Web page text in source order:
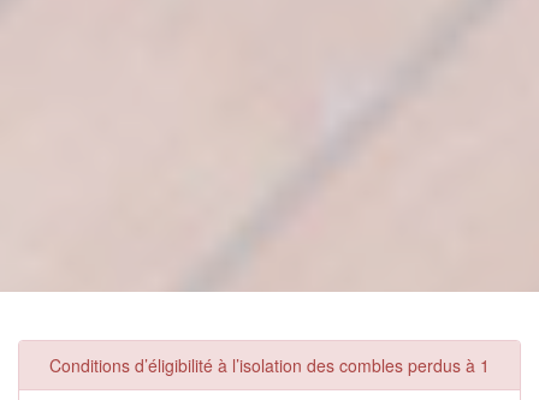
Conditions d’éligibilité à l’isolation des combles perdus à 1